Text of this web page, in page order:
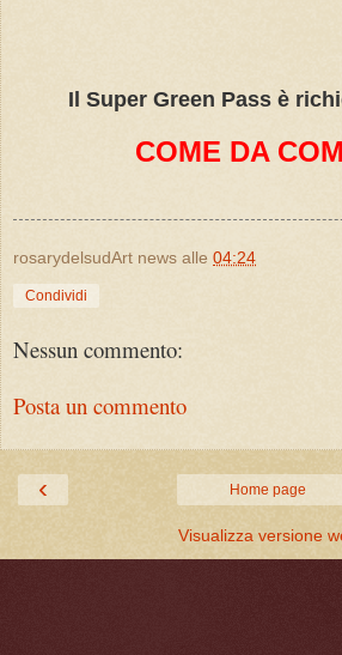
Il Super Green Pass è
COME DA
rosarydelsudArt news alle 04:24
Condividi
Nessun commento:
Posta un commento
‹ Home page
Visualizza versione